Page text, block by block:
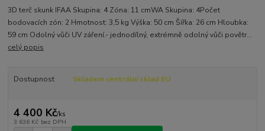
3D terč skunk IFAA Skupina: 4 Zóna: 11 cmWA Skupina: 4Počet
bodovacích zón: 2 Hmotnost: 3,5 kg Výška: 50 cm Šířka: 26 cm Hloubka:
59 cm Odolný vůči UV záření.- jednodílný, extrémně odolný vůči povětr...
celý popis
Dostupnost Skladem centrální sklad EU
4 400 Kč/ks
3 636 Kč bez DPH